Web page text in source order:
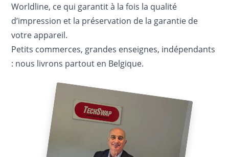
Worldline, ce qui garantit à la fois la qualité
d’impression et la préservation de la garantie de
votre appareil.
Petits commerces, grandes enseignes, indépendants
: nous livrons partout en Belgique.